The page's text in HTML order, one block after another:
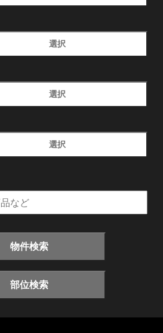
選択
選択
選択
物件検索
部位検索